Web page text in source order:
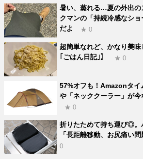
暑い、蒸れる…夏の外出の
クマンの「持続冷感なシ
だよ
★ 0
超簡単なれど、かなり美
｢ごはん日記｣】
★ 0
57%オフも！Amazonタイ
や「ネッククーラー」が
★ 0
折りたためて持ち運び◎。
「長距離移動、お尻痛い
0